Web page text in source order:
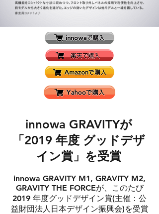
innowa GRAVITYが
「2019 年度 グッドデザ
イン賞」を受賞
innowa GRAVITY M1, GRAVITY M2,
GRAVITY THE FORCEが、このたび
2019 年度グッドデザイン賞(主催：公
益財団法人日本デザイン振興会)を受賞